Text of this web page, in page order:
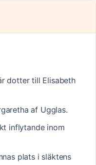
dotter till Elisabeth
af Ugglas.
inflytande inom
plats i släktens